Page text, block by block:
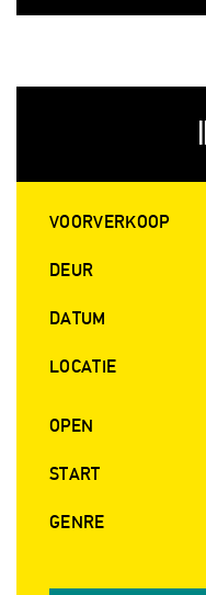
VOORVERKOOP
DEUR
DATUM
LOCATIE
OPEN
START
GENRE